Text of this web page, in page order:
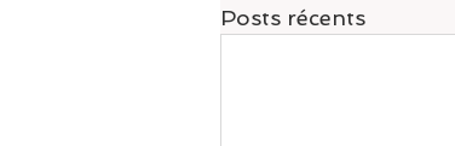
Posts récents